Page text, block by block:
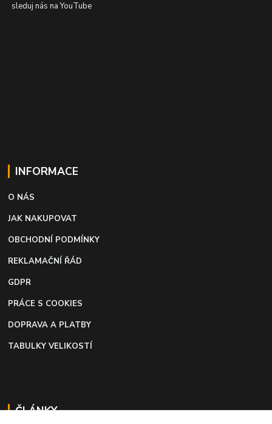
sleduj nás na YouTube
INFORMACE
O NÁS
JAK NAKUPOVAT
OBCHODNÍ PODMÍNKY
REKLAMAČNÍ ŘÁD
GDPR
PRÁCE S COOKIES
DOPRAVA A PLATBY
TABULKY VELIKOSTÍ
ČLÁNKY